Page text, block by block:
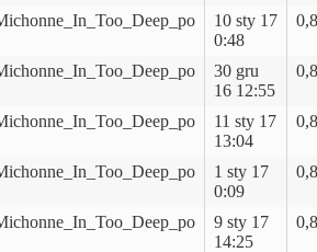
10 sty 17
0:48
30 gru
16 12:55
11 sty 17
13:04
1 sty 17
0:09
9 sty 17
14:25